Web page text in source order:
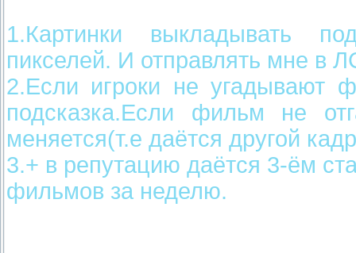
1.Картинки выкладывать
пикселей. И отправлять мне в
2.Если игроки не угадывают
подсказка.Если фильм не
меняется(т.е даётся другой
3.+ в репутацию даётся 3-ём
фильмов за неделю.